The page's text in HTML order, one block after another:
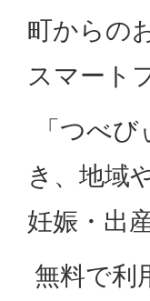
町からの
スマート
「つべ
き、地域
妊娠・出
無料で利